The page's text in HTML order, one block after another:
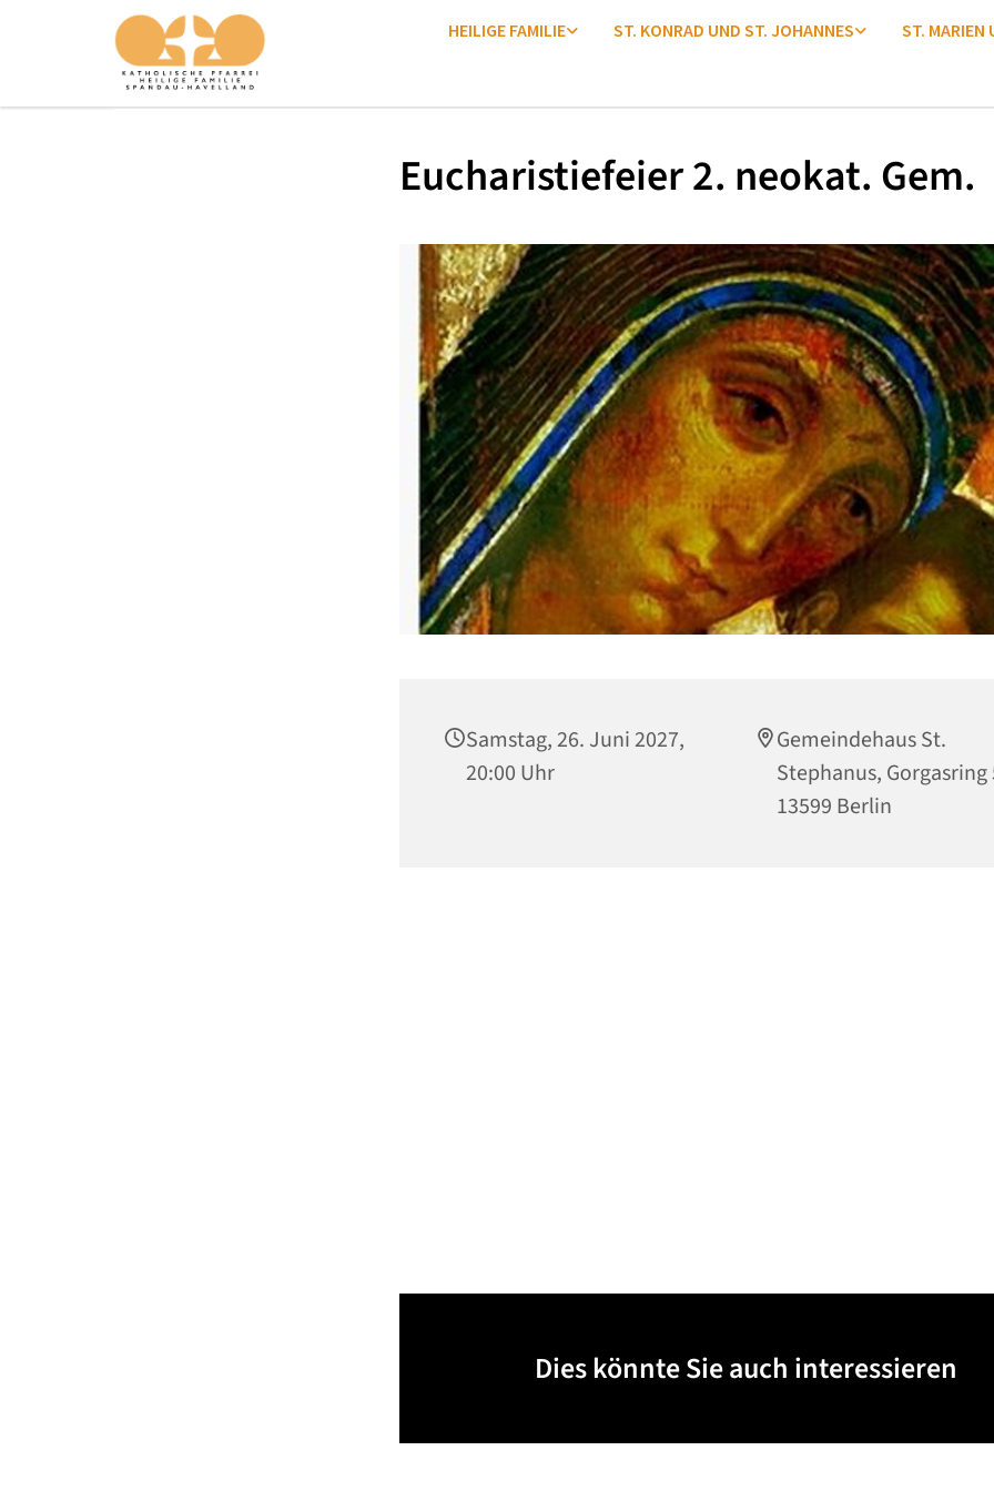
HEILIGE FAMILIE ST. KONRAD UND ST. JOHANNES ST. MARIEN
Eucharistiefeier 2. neokat. Gem.
Samstag, 26. Juni 2027,
20:00 Uhr
Gemeindehaus St.
Stephanus, Gorgasring
13599 Berlin
Dies könnte Sie auch interessieren